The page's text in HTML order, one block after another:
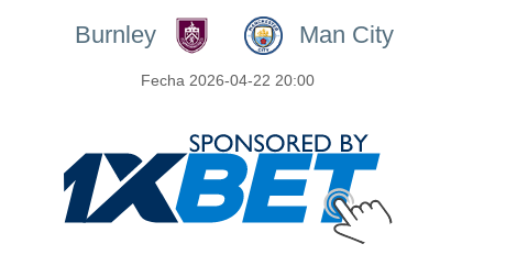
Burnley Man City
Fecha 2026-04-22 20:00